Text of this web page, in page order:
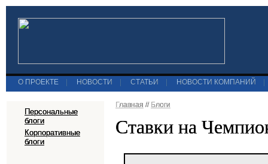
О ПРОЕКТЕ НОВОСТИ СТАТЬИ НОВОСТИ КОМПАНИЙ
Персональные
блоги
Корпоративные
блоги
Главная // Блоги
Ставки на